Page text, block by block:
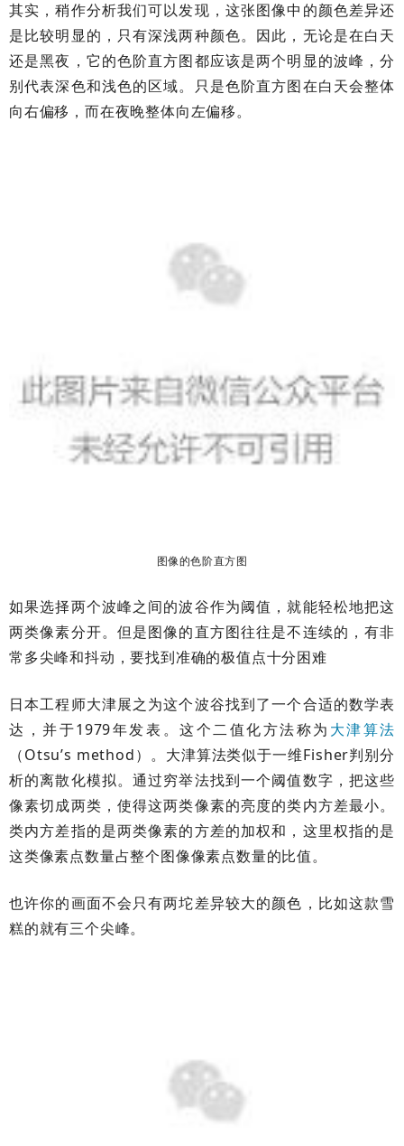
其实，稍作分析我们可以发现，这张图像中的颜色差异还
是比较明显的，只有深浅两种颜色。因此，无论是在白天
还是黑夜，它的色阶直方图都应该是两个明显的波峰，分
别代表深色和浅色的区域。只是色阶直方图在白天会整体
向右偏移，而在夜晚整体向左偏移。
图像的色阶直方图
如果选择两个波峰之间的波谷作为阈值，就能轻松地把这
两类像素分开。但是图像的直方图往往是不连续的，有非
常多尖峰和抖动，要找到准确的极值点十分困难
日本工程师大津展之为这个波谷找到了一个合适的数学表
达，并于1979年发表。这个二值化方法称为 大津算法
（Otsu’s method）。大津算法类似于一维Fisher判别分
析的离散化模拟。通过穷举法找到一个阈值数字，把这些
像素切成两类，使得这两类像素的亮度的类内方差最小。
类内方差指的是两类像素的方差的加权和，这里权指的是
这类像素点数量占整个图像像素点数量的比值。
也许你的画面不会只有两坨差异较大的颜色，比如这款雪
糕的就有三个尖峰。